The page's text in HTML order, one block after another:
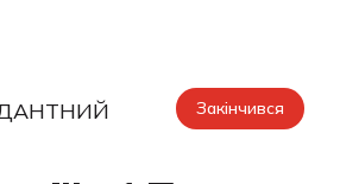
КОНТАКТИ
Закінчився